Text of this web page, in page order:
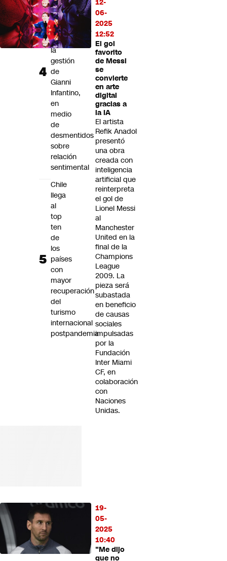
12-
06-
2025
12:52
El gol
favorito
de Messi
se
convierte
en arte
digital
gracias a
la IA
El artista
Refik Anadol
presentó
una obra
creada con
inteligencia
artificial que
reinterpreta
el gol de
Lionel Messi
al
Manchester
United en la
final de la
Champions
League
2009. La
pieza será
subastada
en beneficio
de causas
sociales
impulsadas
por la
Fundación
Inter Miami
CF, en
colaboración
con
Naciones
Unidas.
19-
05-
2025
10:40
"Me dijo
que no
pago
a
exempleada
durante
la
gestión
de
Gianni
Infantino,
en
medio
de
desmentidos
sobre
relación
sentimental
Chile
llega
al
top
ten
de
los
países
con
mayor
recuperación
del
turismo
internacional
postpandemia